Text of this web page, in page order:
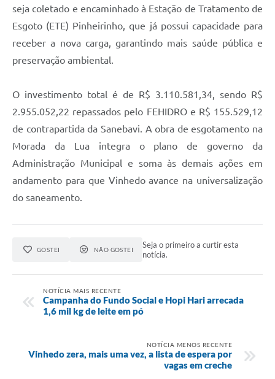
seja coletado e encaminhado à Estação de Tratamento de
Esgoto (ETE) Pinheirinho, que já possui capacidade para
receber a nova carga, garantindo mais saúde pública e
preservação ambiental.
O investimento total é de R$ 3.110.581,34, sendo R$
2.955.052,22 repassados pelo FEHIDRO e R$ 155.529,12
de contrapartida da Sanebavi. A obra de esgotamento na
Morada da Lua integra o plano de governo da
Administração Municipal e soma às demais ações em
andamento para que Vinhedo avance na universalização
do saneamento.
GOSTEI NÃO GOSTEI
Seja o primeiro a curtir esta
notícia.
NOTÍCIA MAIS RECENTE
Campanha do Fundo Social e Hopi Hari arrecada
1,6 mil kg de leite em pó
NOTÍCIA MENOS RECENTE
Vinhedo zera, mais uma vez, a lista de espera por
vagas em creche